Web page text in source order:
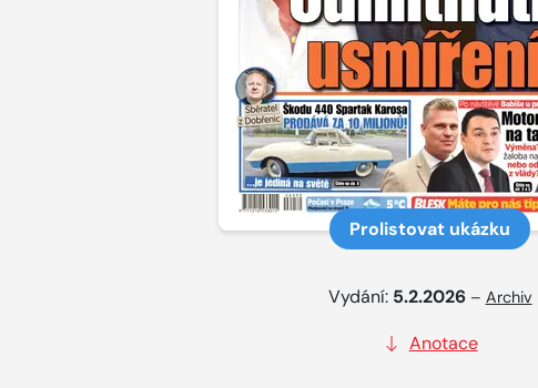
Prolistovat ukázku
Vydání: 5.2.2026 – Archiv
Anotace